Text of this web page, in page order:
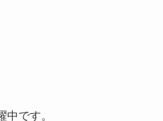
です。